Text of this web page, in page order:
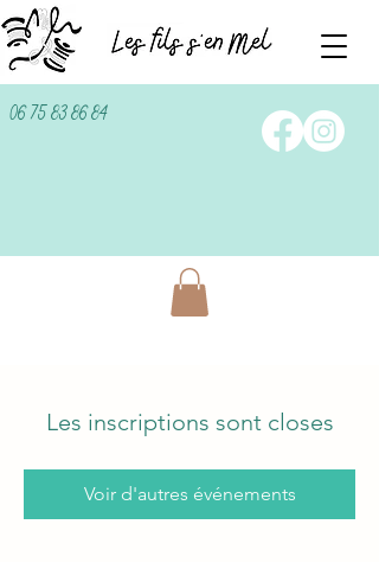
06 75 83 86 84
Les inscriptions sont closes
Voir d'autres événements